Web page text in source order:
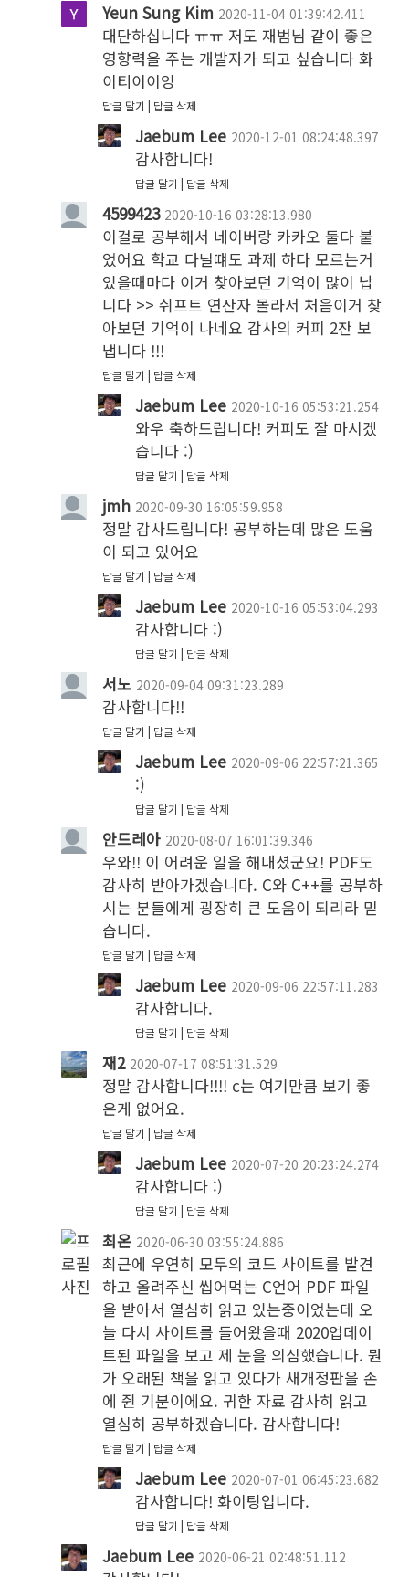
Yeun Sung Kim 2020-11-04 01:39:42.411
대단하십니다 ㅠㅠ 저도 재범님 같이 좋은
영향력을 주는 개발자가 되고 싶습니다 화
이티이이잉
답글 달기 답글 삭제
Jaebum Lee 2020-12-01 08:24:48.397
감사합니다!
답글 달기 답글 삭제
4599423 2020-10-16 03:28:13.980
이걸로 공부해서 네이버랑 카카오 둘다 붙
었어요 학교 다닐떄도 과제 하다 모르는거
있을때마다 이거 찾아보던 기억이 많이 납
니다 >> 쉬프트 연산자 몰라서 처음이거 찾
아보던 기억이 나네요 감사의 커피 2잔 보
냅니다 !!!
답글 달기 답글 삭제
Jaebum Lee 2020-10-16 05:53:21.254
와우 축하드립니다! 커피도 잘 마시겠
습니다 :)
답글 달기 답글 삭제
jmh 2020-09-30 16:05:59.958
정말 감사드립니다! 공부하는데 많은 도움
이 되고 있어요
답글 달기 답글 삭제
Jaebum Lee 2020-10-16 05:53:04.293
감사합니다 :)
답글 달기 답글 삭제
서노 2020-09-04 09:31:23.289
감사합니다!!
답글 달기 답글 삭제
Jaebum Lee 2020-09-06 22:57:21.365
:)
답글 달기 답글 삭제
안드레아 2020-08-07 16:01:39.346
우와!! 이 어려운 일을 해내셨군요! PDF도
감사히 받아가겠습니다. C와 C++를 공부하
시는 분들에게 굉장히 큰 도움이 되리라 믿
습니다.
답글 달기 답글 삭제
Jaebum Lee 2020-09-06 22:57:11.283
감사합니다.
답글 달기 답글 삭제
재2 2020-07-17 08:51:31.529
정말 감사합니다!!!! c는 여기만큼 보기 좋
은게 없어요.
답글 달기 답글 삭제
Jaebum Lee 2020-07-20 20:23:24.274
감사합니다 :)
답글 달기 답글 삭제
최온 2020-06-30 03:55:24.886
최근에 우연히 모두의 코드 사이트를 발견
하고 올려주신 씹어먹는 C언어 PDF 파일
을 받아서 열심히 읽고 있는중이었는데 오
늘 다시 사이트를 들어왔을때 2020업데이
트된 파일을 보고 제 눈을 의심했습니다. 뭔
가 오래된 책을 읽고 있다가 새개정판을 손
에 쥔 기분이에요. 귀한 자료 감사히 읽고
열심히 공부하겠습니다. 감사합니다!
답글 달기 답글 삭제
Jaebum Lee 2020-07-01 06:45:23.682
감사합니다! 화이팅입니다.
답글 달기 답글 삭제
Jaebum Lee 2020-06-21 02:48:51.112